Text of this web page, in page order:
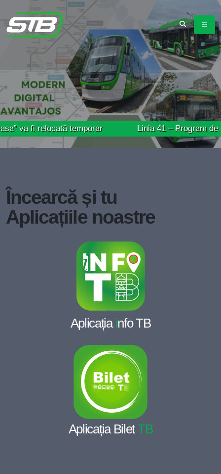
temporar Linia 41 – Program de circulație
Încearcă și tu
Aplicațiile noastre
Aplicația info TB
Aplicația BiletTB